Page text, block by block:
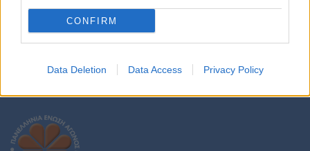
CONFIRM
Data Deletion Data Access Privacy Policy